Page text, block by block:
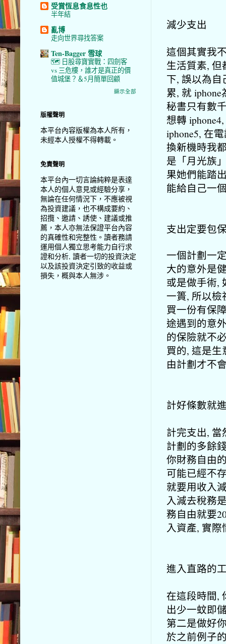
減少支出
這個其實我
生活質素,
下, 誤以為
累, 就
秘書只有數
想轉
iphone5, 在
換新機時我
是「月光族
果她們能踏
能給自己一
支出定要包
一個計劃一
大的意外是
或是做手術,
一簣, 所以檢
買一份有保
途遇到的意
的保險就不
買的, 這是
由計劃才不
計好條數就
計完支出,
計劃的多餘
你財務自由
可能已經不
就要用收入
入減去稅務
務自由就要
入資產, 實
進入直路的
在這段時間,
出少一蚊即
第二是做好
於之前例子
受賞恆息食息性也
半年結
亂博
走向世界尋找答案
Ten-Bagger 雪球
🗺️ 日股尋寶實戰：四劍客
vs 三危樓，誰才是真正的價
值城堡？＆5月簡單回顧
顯示全部
版權聲明
本平台內容版權為本人所有，
未經本人授權不得轉載。
免責聲明
本平台內一切言論純粹是表達
本人的個人意見或經驗分享，
無論在任何情況下，不應被視
為投資建議，也不構成要約、
招攬、邀請、誘使、建議或推
薦，本人亦無法保證平台內容
的真確性和完整性。讀者務請
運用個人獨立思考能力自行求
證和分析, 讀者一切的投資決定
以及該投資決定引致的收益或
損失，概與本人無涉。